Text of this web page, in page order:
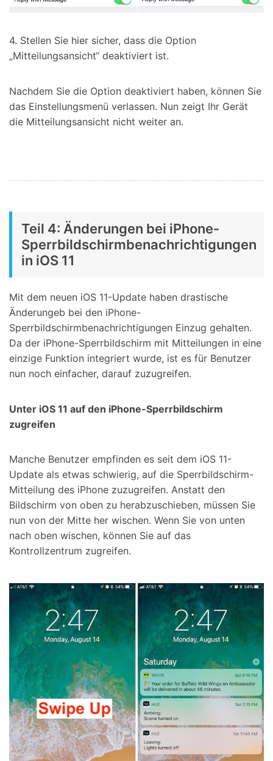
4. Stellen Sie hier sicher, dass die Option
„Mitteilungsansicht“ deaktiviert ist.
Nachdem Sie die Option deaktiviert haben, können Sie
das Einstellungsmenü verlassen. Nun zeigt Ihr Gerät
die Mitteilungsansicht nicht weiter an.
Teil 4: Änderungen bei iPhone-
Sperrbildschirmbenachrichtigungen
in iOS 11
Mit dem neuen iOS 11-Update haben drastische
Änderungeb bei den iPhone-
Sperrbildschirmbenachrichtigungen Einzug gehalten.
Da der iPhone-Sperrbildschirm mit Mitteilungen in eine
einzige Funktion integriert wurde, ist es für Benutzer
nun noch einfacher, darauf zuzugreifen.
Unter iOS 11 auf den iPhone-Sperrbildschirm
zugreifen
Manche Benutzer empfinden es seit dem iOS 11-
Update als etwas schwierig, auf die Sperrbildschirm-
Mitteilung des iPhone zuzugreifen. Anstatt den
Bildschirm von oben zu herabzuschieben, müssen Sie
nun von der Mitte her wischen. Wenn Sie von unten
nach oben wischen, können Sie auf das
Kontrollzentrum zugreifen.